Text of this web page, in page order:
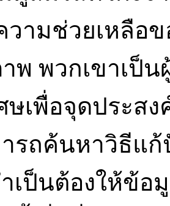
วามช่วยเหลื
พ พวกเขาเป็
ษเพื่อจุดประส
รถค้นหาวิธีแ
เป็นต้องให้ข้อ